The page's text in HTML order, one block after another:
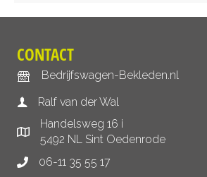
CONTACT
Bedrijfswagen-Bekleden.nl
Ralf van der Wal
Handelsweg 16 i
5492 NL Sint Oedenrode
06-11 35 55 17